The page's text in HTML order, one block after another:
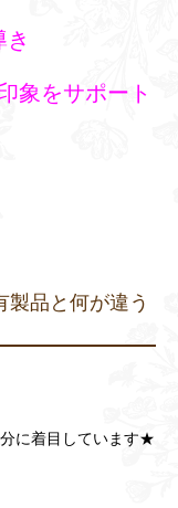
象をサポート
製品と何が違う
に着目しています★